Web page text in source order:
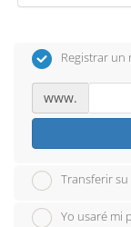
Registrar
www.
Transferir
Yo usaré mi